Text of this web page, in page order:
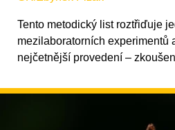
Tento metodický list roztřiďuje
mezilaboratorních experimentů
nejčetnější provedení –